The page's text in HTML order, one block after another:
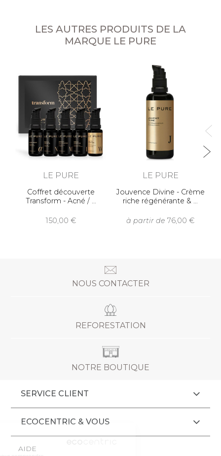
LES AUTRES PRODUITS DE LA
MARQUE LE PURE
LE PURE
Coffret découverte
Transform - Acné /
150,00
LE PURE
Jouvence Divine - Crème
riche régénérante &
à partir de 76,00
NOUS CONTACTER
REFORESTATION
NOTRE BOUTIQUE
SERVICE CLIENT
ECOCENTRIC & VOUS
AIDE